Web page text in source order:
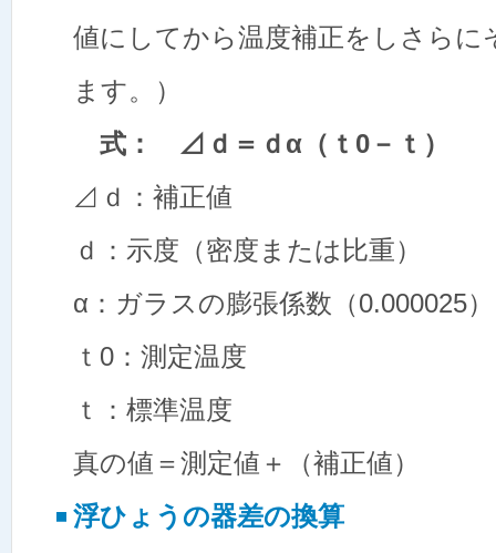
値にしてから温度補正をしさらに
ます。）
式： ⊿ｄ＝ｄα（ｔ0－ｔ）
⊿ｄ：補正値
ｄ：示度（密度または比重）
α：ガラスの膨張係数（0.000025）
ｔ0：測定温度
ｔ：標準温度
真の値＝測定値＋（補正値）
浮ひょうの器差の換算